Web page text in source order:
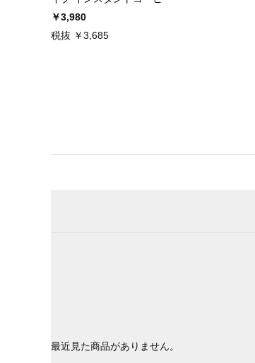
￥3,980
税抜 ￥3,685
最近見た商品がありません。